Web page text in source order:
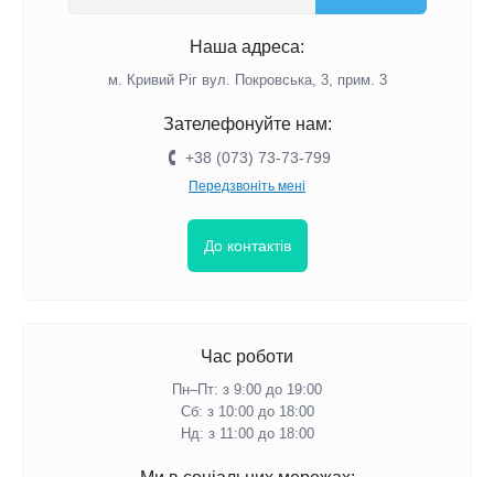
Наша адреса:
м. Кривий Ріг вул. Покровська, 3, прим. 3
Зателефонуйте нам:
+38 (073) 73-73-799
Передзвоніть мені
До контактів
Час роботи
Пн–Пт: з 9:00 до 19:00
Сб: з 10:00 до 18:00
Нд: з 11:00 до 18:00